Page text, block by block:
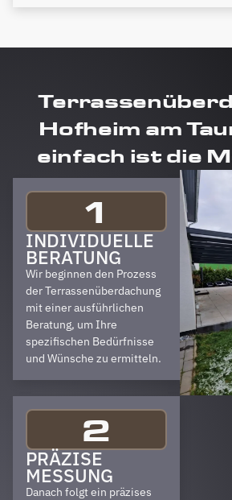
Hofheim am
einfach ist die
1
INDIVIDUELLE
BERATUNG
Wir beginnen den Prozess
der Terrassenüberdachung
mit einer ausführlichen
Beratung, um Ihre
spezifischen Bedürfnisse
und Wünsche zu ermitteln.
2
PRÄZISE
MESSUNG
Danach folgt ein präzises